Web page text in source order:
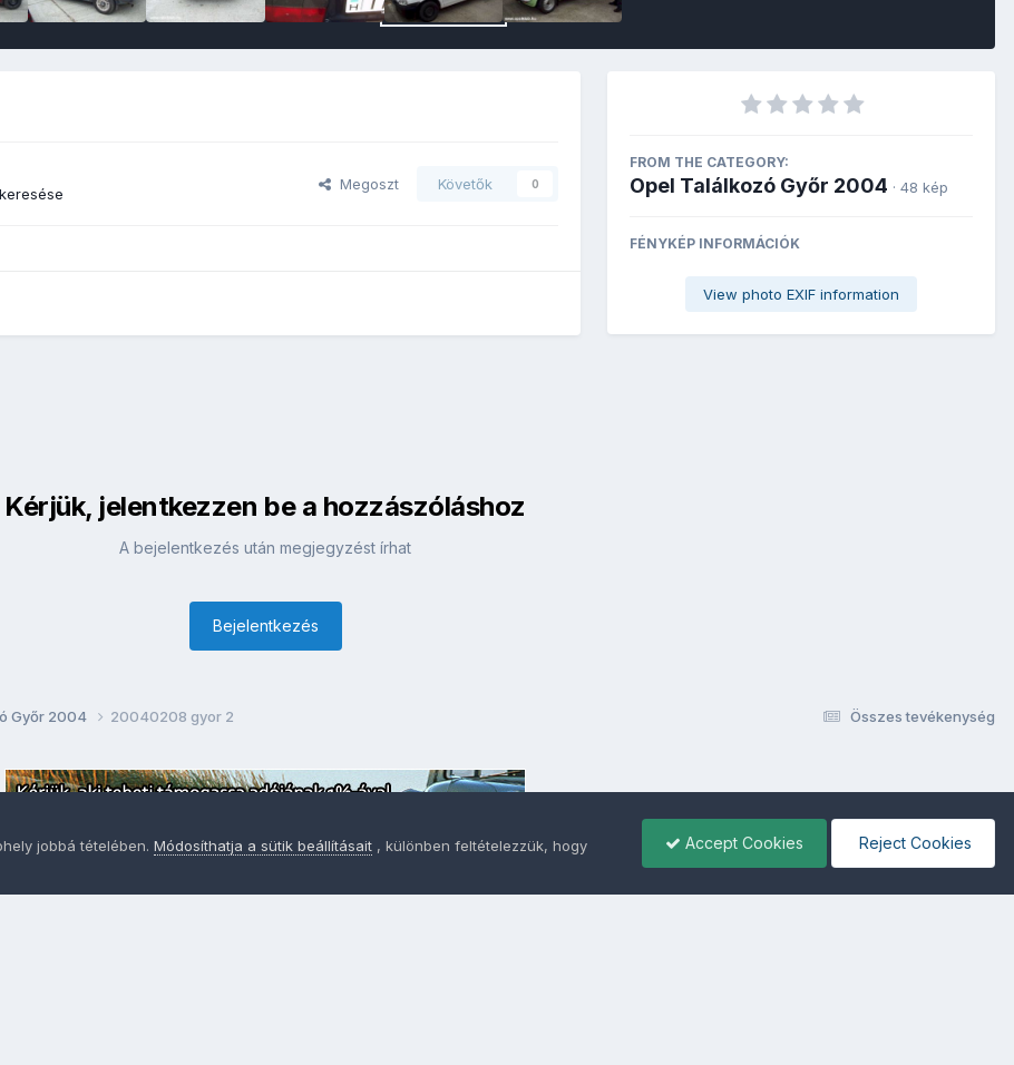
Megoszt Követők 0
FROM THE CATEGORY:
Opel Találkozó Győr 2004 · 48 kép
FÉNYKÉP INFORMÁCIÓK
View photo EXIF information
Kérjük, jelentkezzen be a hozzászóláshoz
A bejelentkezés után megjegyzést írhat
Bejelentkezés
Összes tevékenység
Győr 2004 20040208 gyor 2
jobbá tételében. Módosíthatja a sütik beállításait , különben feltételezzük, hogy
Accept Cookies Reject Cookies